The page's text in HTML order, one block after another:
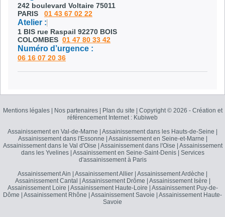
242 boulevard Voltaire 75011
PARIS 01 43 67 02 22
Atelier :
1 BIS rue Raspail 92270 BOIS
COLOMBES 01 47 80 33 42
Numéro d’urgence :
06 16 07 20 36
Mentions légales| Nos partenaires| Plan du site Copyright © 2026 - Création et
référencement Internet : Kubiweb
Assainissement en Val-de-Marne
Assainissement dans les Hauts-de-Seine
Assainissement dans l'Essonne
Assainissement en Seine-et-Marne
Assainissement dans le Val d'Oise
Assainissement dans l'Oise
Assainissement
dans les Yvelines| Assainissement en Seine-Saint-Denis| Services
d'assainissement à Paris
Assainissement Ain
Assainissement Allier Assainissement Ardèche
Assainissement Cantal
Assainissement Drôme Assainissement Isère
Assainissement Loire
Assainissement Haute-Loire
Assainissement Puy-de-
Dôme
Assainissement Rhône Assainissement Savoie
Assainissement Haute-
Savoie